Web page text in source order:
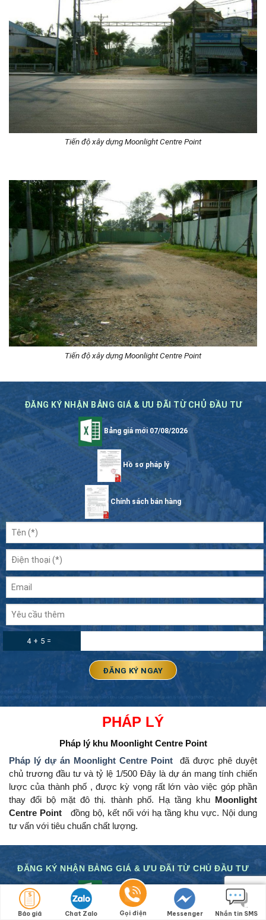
Tiến độ xây dựng Moonlight Centre Point
Tiến độ xây dựng Moonlight Centre Point
ĐĂNG KÝ NHẬN BẢNG GIÁ & ƯU ĐÃI TỪ CHỦ ĐẦU TƯ
Bảng giá mới 07/08/2026
Hồ sơ pháp lý
Chính sách bán hàng
4 + 5 =
PHÁP LÝ
Pháp lý khuMoonlight Centre Point
Pháp lý dự án Moonlight Centre Point đã được phê duyệt
chủ trương đầu tư và tỷ lệ 1/500 Đây là dự án mang tính chiến
lược của thành phố , được kỳ vọng rất lớn vào việc góp phần
thay đổi bộ mặt đô thị. thành phố. Hạ tầng khu Moonlight
Centre Point đồng bộ, kết nối với hạ tầng khu vực. Nội dung
tư vấn với tiêu chuẩn chất lượng.
ĐĂNG KÝ NHẬN BẢNG GIÁ & ƯU ĐÃI TỪ CHỦ ĐẦU TƯ
Bảng giá mới 07/08/2026
Báo giá Chat Zalo Gọi điện Messenger Nhắn tin SMS